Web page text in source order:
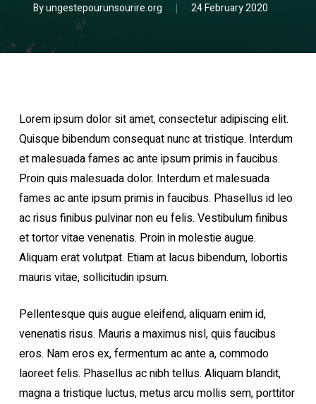
Byungestepourunsourire.org 24 February 2020
Lorem ipsum dolor sit amet, consectetur adipiscing elit.
Quisque bibendum consequat nunc at tristique. Interdum
et malesuada fames ac ante ipsum primis in faucibus.
Proin quis malesuada dolor. Interdum et malesuada
fames ac ante ipsum primis in faucibus. Phasellus id leo
ac risus finibus pulvinar non eu felis. Vestibulum finibus
et tortor vitae venenatis. Proin in molestie augue.
Aliquam erat volutpat. Etiam at lacus bibendum, lobortis
mauris vitae, sollicitudin ipsum.
Pellentesque quis augue eleifend, aliquam enim id,
venenatis risus. Mauris a maximus nisl, quis faucibus
eros. Nam eros ex, fermentum ac ante a, commodo
laoreet felis. Phasellus ac nibh tellus. Aliquam blandit,
magna a tristique luctus, metus arcu mollis sem, porttitor